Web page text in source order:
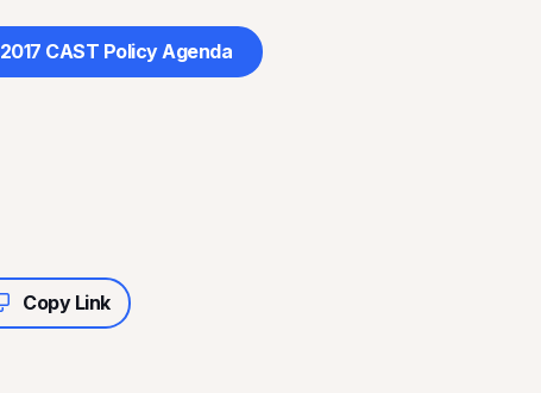
2017 CAST Policy Agenda
Copy Link